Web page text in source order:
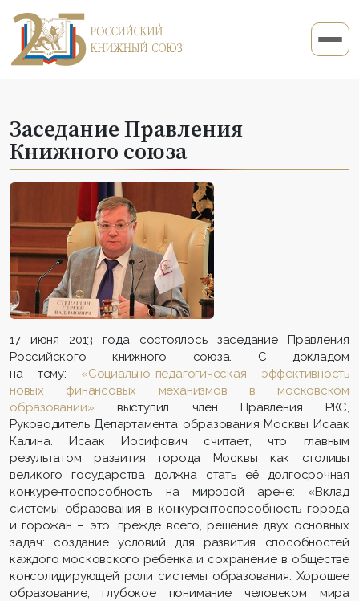
Заседание Правления
Книжного союза
17 июня 2013 года состоялось заседание Правления
Российского книжного союза. С докладом
на тему: «Социально-педагогическая эффективность
новых финансовых механизмов в московском
образовании» выступил член Правления РКС,
Руководитель Департамента образования Москвы Исаак
Калина. Исаак Иосифович считает, что главным
результатом развития города Москвы как столицы
великого государства должна стать её долгосрочная
конкурентоспособность на мировой арене: «Вклад
системы образования в конкурентоспособность города
и горожан – это, прежде всего, решение двух основных
задач: создание условий для развития способностей
каждого московского ребенка и сохранение в обществе
консолидирующей роли системы образования. Хорошее
образование, глубокое понимание человеком мира